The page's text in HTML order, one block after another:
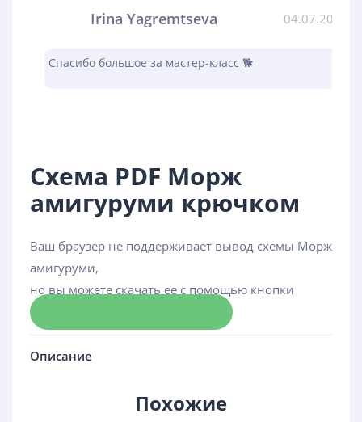
Irina Yagremtseva 04.07.2023
Спасибо большое за мастер-класс 🐕
Схема PDF Морж
амигуруми крючком
Ваш браузер не поддерживает вывод схемы Морж
амигуруми,
но вы можете скачать ее с помощью кнопки
Описание
Похожие